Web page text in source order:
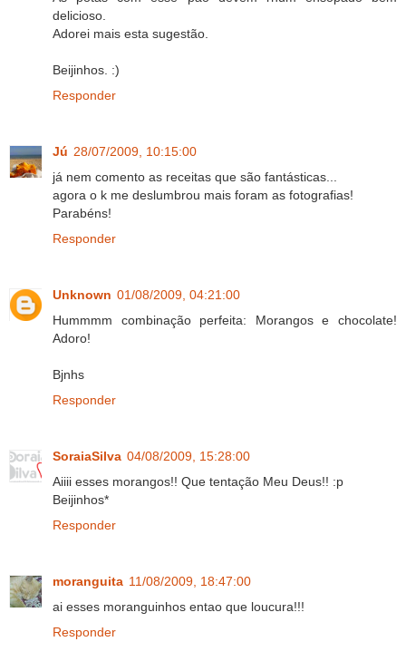
delicioso.
Adorei mais esta sugestão.
Beijinhos. :)
Responder
Jú 28/07/2009, 10:15:00
já nem comento as receitas que são fantásticas...
agora o k me deslumbrou mais foram as fotografias!
Parabéns!
Responder
Unknown 01/08/2009, 04:21:00
Hummmm combinação perfeita: Morangos e chocolate!
Adoro!
Bjnhs
Responder
SoraiaSilva 04/08/2009, 15:28:00
Aiiii esses morangos!! Que tentação Meu Deus!! :p
Beijinhos*
Responder
moranguita 11/08/2009, 18:47:00
ai esses moranguinhos entao que loucura!!!
Responder